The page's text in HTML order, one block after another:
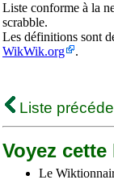
Liste conforme à la
scrabble.
Les définitions sont
WikWik.org
.
Liste
Voyez
Le